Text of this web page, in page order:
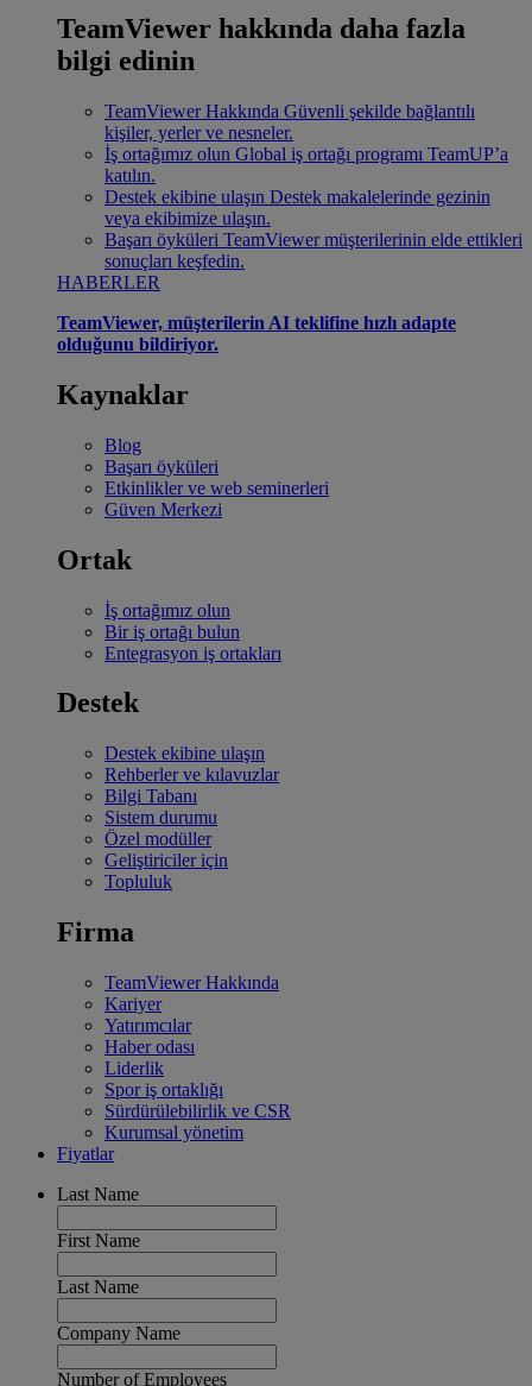
TeamViewer hakkında daha fazla
bilgi edinin
TeamViewer Hakkında Güvenli şekilde bağlantılı
kişiler, yerler ve nesneler.
İş ortağımız olun Global iş ortağı programı TeamUP’a
katılın.
Destek ekibine ulaşın Destek makalelerinde gezinin
veya ekibimize ulaşın.
Başarı öyküleri TeamViewer müşterilerinin elde ettikleri
sonuçları keşfedin.
HABERLER
TeamViewer, müşterilerin AI teklifine hızlı adapte
olduğunu bildiriyor.
Kaynaklar
Blog
Başarı öyküleri
Etkinlikler ve web seminerleri
Güven Merkezi
Ortak
İş ortağımız olun
Bir iş ortağı bulun
Entegrasyon iş ortakları
Destek
Destek ekibine ulaşın
Rehberler ve kılavuzlar
Bilgi Tabanı
Sistem durumu
Özel modüller
Geliştiriciler için
Topluluk
Firma
TeamViewer Hakkında
Kariyer
Yatırımcılar
Haber odası
Liderlik
Spor iş ortaklığı
Sürdürülebilirlik ve CSR
Kurumsal yönetim
Fiyatlar
Last Name
First Name
Last Name
Company Name
Number of Employees